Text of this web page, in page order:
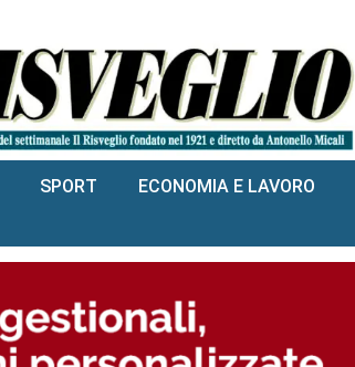
SPORT ECONOMIA E LAVORO